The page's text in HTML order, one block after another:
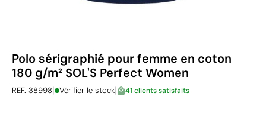
Polo sérigraphié pour femme en coton
180 g/m² SOL'S Perfect Women
REF. 38998| Vérifier le stock| 41 clients satisfaits